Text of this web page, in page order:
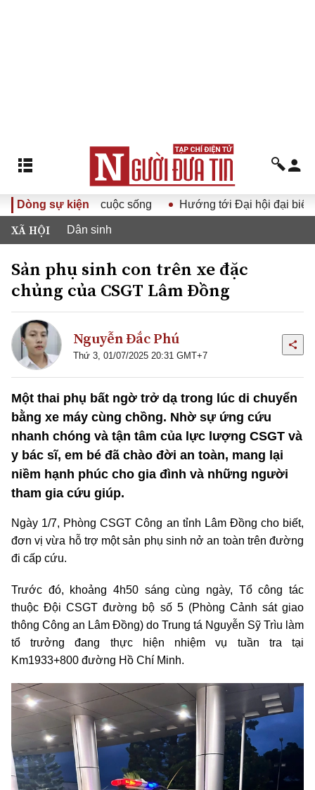
Dòng sự kiện
XIV vào cuộc sống Hướng tới Đại hội đại biểu toàn
XÃ HỘI Dân sinh
Sản phụ sinh con trên xe đặc
chủng của CSGT Lâm Đồng
Nguyễn Đắc Phú
Thứ 3, 01/07/2025 20:31 GMT+7
Một thai phụ bất ngờ trở dạ trong lúc di chuyển
bằng xe máy cùng chồng. Nhờ sự ứng cứu
nhanh chóng và tận tâm của lực lượng CSGT và
y bác sĩ, em bé đã chào đời an toàn, mang lại
niềm hạnh phúc cho gia đình và những người
tham gia cứu giúp.
Ngày 1/7, Phòng CSGT Công an tỉnh Lâm Đồng cho biết,
đơn vị vừa hỗ trợ một sản phụ sinh nở an toàn trên đường
đi cấp cứu.
Trước đó, khoảng 4h50 sáng cùng ngày, Tổ công tác
thuộc Đội CSGT đường bộ số 5 (Phòng Cảnh sát giao
thông Công an Lâm Đồng) do Trung tá Nguyễn Sỹ Trìu làm
tổ trưởng đang thực hiện nhiệm vụ tuần tra tại
Km1933+800 đường Hồ Chí Minh.